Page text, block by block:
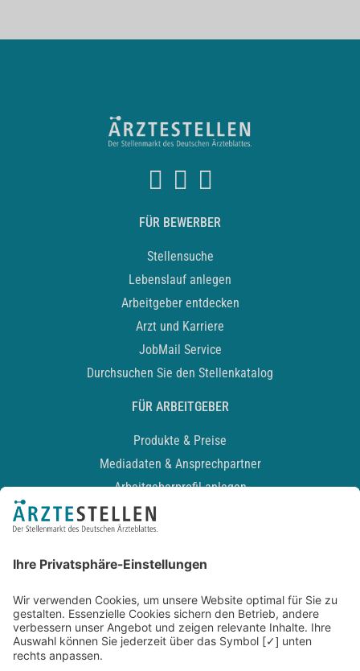
FÜR BEWERBER
Stellensuche
Lebenslauf anlegen
Arbeitgeber entdecken
Arzt und Karriere
JobMail Service
Durchsuchen Sie den Stellenkatalog
FÜR ARBEITGEBER
Produkte & Preise
Mediadaten & Ansprechpartner
Arbeitgeberprofil anlegen
Recruiting-Podcast
Kontakt
Datenschutz
Newsletter